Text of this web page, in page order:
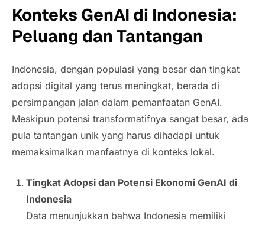
Konteks GenAI di Indonesia:
Peluang dan Tantangan
Indonesia, dengan populasi yang besar dan tingkat
adopsi digital yang terus meningkat, berada di
persimpangan jalan dalam pemanfaatan GenAI.
Meskipun potensi transformatifnya sangat besar, ada
pula tantangan unik yang harus dihadapi untuk
memaksimalkan manfaatnya di konteks lokal.
Tingkat Adopsi dan Potensi Ekonomi GenAI di
Indonesia
Data menunjukkan bahwa Indonesia memiliki